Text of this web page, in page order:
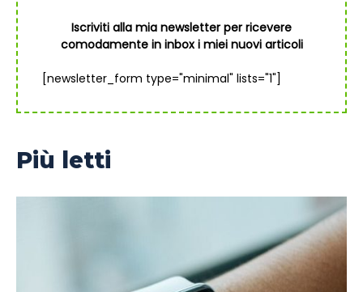
Iscriviti alla mia newsletter per ricevere
comodamente in inbox i miei nuovi articoli
[newsletter_form type="minimal" lists="1"]
Più letti